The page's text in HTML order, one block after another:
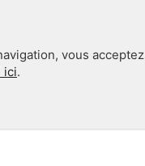
vous acceptez
ici.